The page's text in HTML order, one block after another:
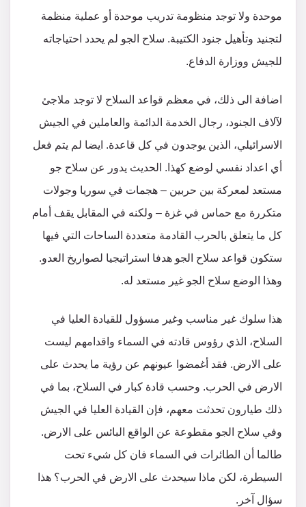
موحدة ولا توجد منظومة تدريب موحدة أو عملية منظمة
لتجنيد وتأهيل جنود الكتيبة. سلاح الجو لم يحدد احتياجاته
للجيش ووزارة الدفاع.
اضافة الى ذلك، في معظم قواعد السلاح لا توجد ملاجئ
لآلاف الجنود، رجال الخدمة الدائمة والعاملين في الجيش
الاسرائيلي، الذين يوجدون في كل قاعدة. ايضا لم يتم فعل
أي اعداد نفسي لوضع كهذا. الحديث يدور عن سلاح جو
مستعد لمعركة بين حربين – هجمات في سوريا وجولات
متكررة مع حماس في غزة – ولكنه في المقابل يقف أمام
كل ما يتعلق بالحرب القادمة متعددة الساحات التي فيها
ستكون قواعد سلاح الجو هدفا استراتيجيا لصواريخ العدو.
وهذا الوضع سلاح الجو غير مستعد له.
هذا سلوك غير مناسب وغير مسؤول للقيادة العليا في
السلاح، الذي رؤوس قادته في السماء واقدامهم ليست
على الارض. فقد أغمضوا عيونهم عن رؤية ما يحدث على
الارض في الحرب. وحسب قادة كبار في السلاح، بما في
ذلك طيارون تحدثت معهم، فإن القيادة العليا في الجيش
وفي سلاح الجو مقطوعة عن الواقع البائس على الارض.
طالما أن الطائرات في السماء فان كل شيء تحت
السيطرة، لكن ماذا سيحدث على الارض في الحرب؟ هذا
سؤال آخر.